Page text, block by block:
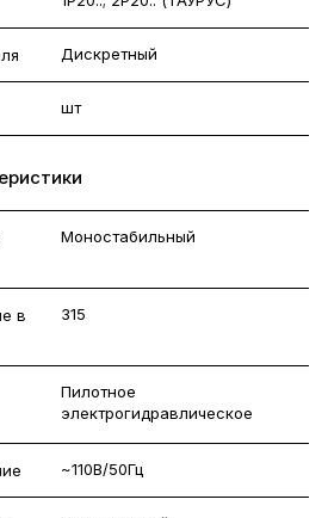
Дискретный
шт
Моностабильный
в
315
Пилотное
электрогидравлическое
~110В/50Гц